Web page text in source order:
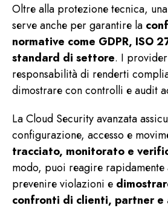
Oltre alla protezione tecnica,
serve anche per garantire la
normative come GDPR, ISO
standard di settore. I
responsabilità di renderti
dimostrare con controlli e audit
La Cloud Security avanzata
configurazione, accesso e
tracciato, monitorato e
modo, puoi reagire
prevenire violazioni e
confronti di clienti, partner e